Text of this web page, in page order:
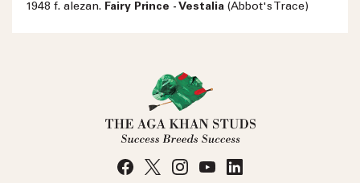
1948 f. alezan. Fairy Prince - Vestalia (Abbot's Trace)